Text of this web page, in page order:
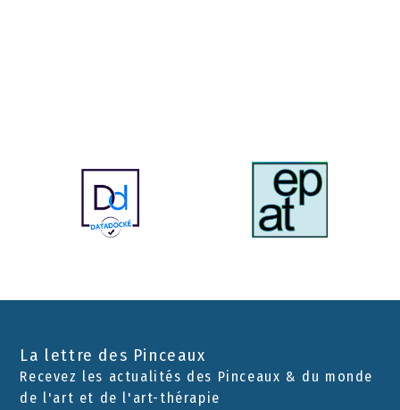
La lettre des Pinceaux
Recevez les actualités des Pinceaux & du monde
de l'art et de l'art-thérapie